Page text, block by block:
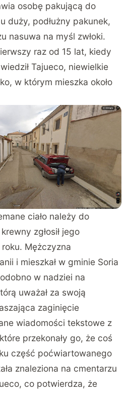
osobę pakującą do
duży, podłużny pakunek,
nasuwa na myśl zwłoki.
raz od 15 lat, kiedy
Tajueco, niewielkie
w którym mieszka około
ciało należy do
zgłosił jego
roku. Mężczyzna
i mieszkał w gminie Soria
w nadziei na
uważał za swoją
zaginięcie
wiadomości tekstowe z
przekonały go, że coś
część poćwiartowanego
znaleziona na cmentarzu
co potwierdza, że